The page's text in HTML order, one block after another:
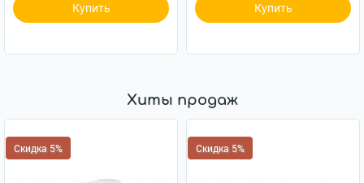
Купить Купить
Хиты продаж
Скидка 5% Скидка 5%